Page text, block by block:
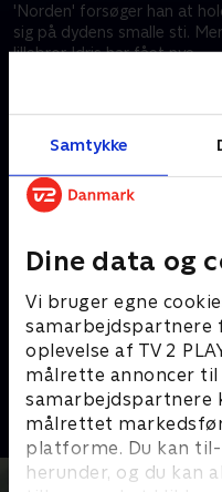
Samtykke
Dine data og
Vi bruger egne
samarbejdspartnere
oplevelse af TV 2
målrette annoncer til
samarbejdspartnere
målrettet
platforme. Du kan
herunder, og du kan
'Norden' forsøger han at
sig på dydens smalle sti.
lillebror Idris har fået nye
Andre så også
Norskov
Drama • 2 sæsoner